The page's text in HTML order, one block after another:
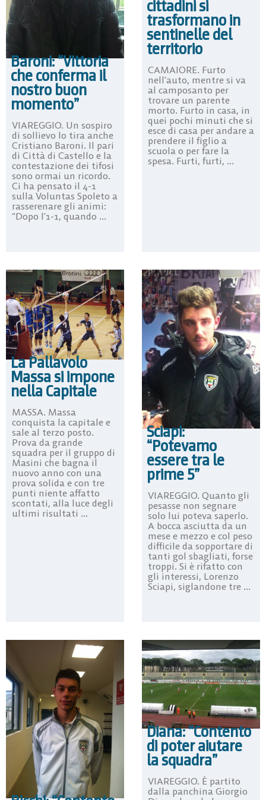
Baroni: “Vittoria
che conferma il
nostro buon
momento”
VIAREGGIO. Un sospiro
di sollievo lo tira anche
Cristiano Baroni. Il pari
di Città di Castello e la
contestazione dei tifosi
sono ormai un ricordo.
Ci ha pensato il 4-1
sulla Voluntas Spoleto a
rasserenare gli animi:
“Dopo l’1-1, quando ...
cittadini si
trasformano in
sentinelle del
territorio
CAMAIORE. Furto
nell’auto, mentre si va
al camposanto per
trovare un parente
morto. Furto in casa, in
quei pochi minuti che si
esce di casa per andare a
prendere il figlio a
scuola o per fare la
spesa. Furti, furti, ...
La Pallavolo
Massa si impone
nella Capitale
MASSA. Massa
conquista la capitale e
sale al terzo posto.
Prova da grande
squadra per il gruppo di
Masini che bagna il
nuovo anno con una
prova solida e con tre
punti niente affatto
scontati, alla luce degli
ultimi risultati ...
Sciapi:
“Potevamo
essere tra le
prime 5”
VIAREGGIO. Quanto gli
pesasse non segnare
solo lui poteva saperlo.
A bocca asciutta da un
mese e mezzo e col peso
difficile da sopportare di
tanti gol sbagliati, forse
troppi. Si è rifatto con
gli interessi, Lorenzo
Sciapi, siglandone tre ...
Diana: “Contento
di poter aiutare
la squadra”
VIAREGGIO. È partito
dalla panchina Giorgio